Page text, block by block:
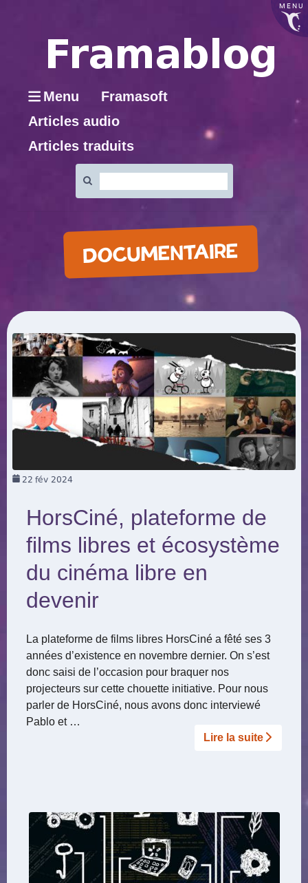
MENU
Menu
Framasoft
Articles audio
Articles traduits
:
DOCUMENTAIRE
22 fév 2024
HorsCiné, plateforme de
films libres et écosystème
du cinéma libre en
devenir
La plateforme de films libres HorsCiné a fêté ses 3
années d’existence en novembre dernier. On s’est
donc saisi de l’occasion pour braquer nos
projecteurs sur cette chouette initiative. Pour nous
parler de HorsCiné, nous avons donc interviewé
Pablo et …
Lire la suite­­